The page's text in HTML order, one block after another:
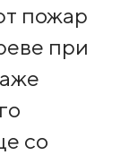
пожар
при
со